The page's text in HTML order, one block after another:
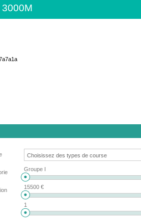
Groupe I
15500 €
1